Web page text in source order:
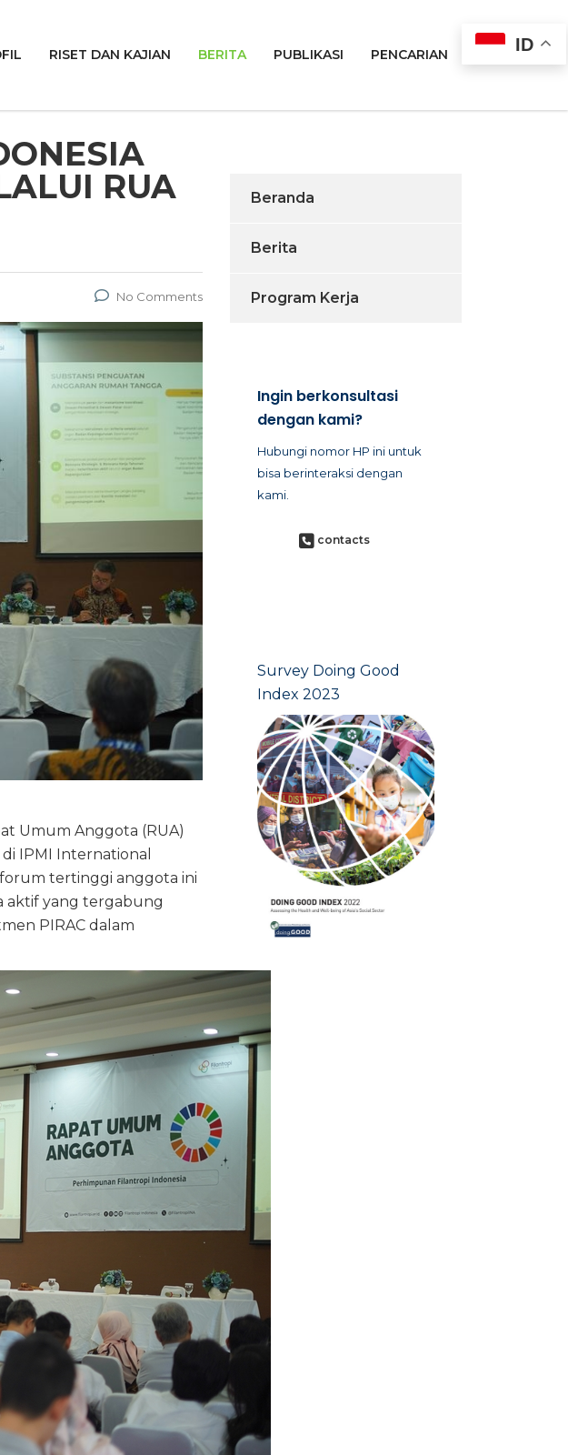
RISET DAN KAJIAN BERITA PUBLIKASI PENCARIAN
ID
RUA
No Comments
Umum Anggota (RUA)
di IPMI International
forum tertinggi anggota ini
aktif yang tergabung
PIRAC dalam
Beranda
Berita
Program Kerja
Ingin berkonsultasi
dengan kami?
Hubungi nomor HP ini untuk
bisa berinteraksi dengan
kami.
contacts
Survey Doing Good
Index 2023